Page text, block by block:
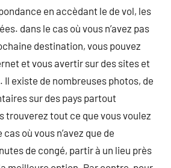
en accèdant le de vol, les
dans le cas où vous n’avez pas
destination, vous pouvez
et vous avertir sur des sites et
Il existe de nombreuses photos, de
sur des pays partout
trouverez tout ce que vous voulez
où vous n’avez que de
de congé, partir à un lieu près